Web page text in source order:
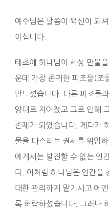
예수님은 말씀이 육신이 되
이십니다.
태초에 하나님이 세상 만물
운데 가장 존귀한 피조물(조
만드셨습니다. 다른 피조물
양대로 지어졌고 그로 인해
존재가 되었습니다. 게다가
물을 다스리는 권세를 위임
에게서는 발견할 수 없는 인
다. 이처럼 하나님은 인간을
대한 관리까지 맡기시고 에
록 허락하셨습니다. 그러나